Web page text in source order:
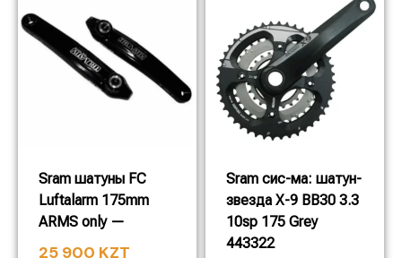
Sram шатуны FC
Luftalarm 175mm
ARMS only —
25 900 KZT
Sram сис-ма: шатун-
звезда X-9 BB30 3.3
10sp 175 Grey
443322